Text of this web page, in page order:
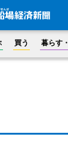
買う 暮らす